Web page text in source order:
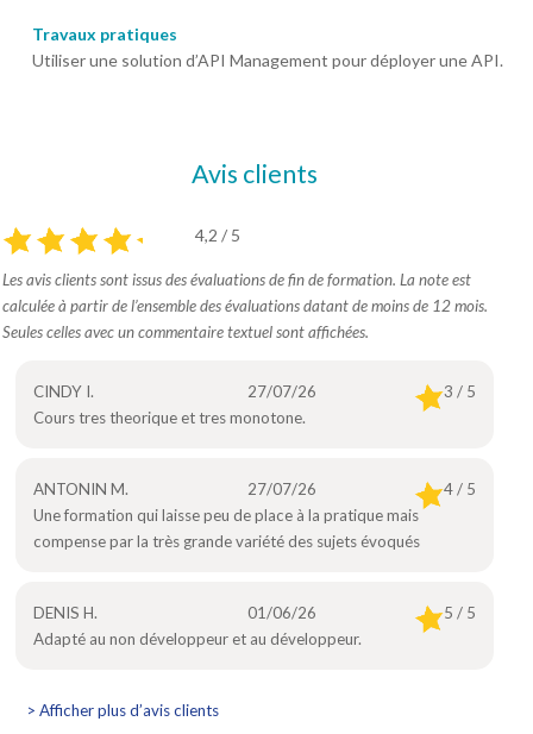
Travaux pratiques
Utiliser une solution d’API Management pour déployer une API.
Avis clients
4,2 / 5
Les avis clients sont issus des évaluations de fin de formation. La note est
calculée à partir de l’ensemble des évaluations datant de moins de 12 mois.
Seules celles avec un commentaire textuel sont affichées.
CINDY I. 27/07/26
3 / 5
Cours tres theorique et tres monotone.
ANTONIN M. 27/07/26
4 / 5
Une formation qui laisse peu de place à la pratique mais
compense par la très grande variété des sujets évoqués
DENIS H. 01/06/26
5 / 5
Adapté au non développeur et au développeur.
> Afficher plus d’avis clients